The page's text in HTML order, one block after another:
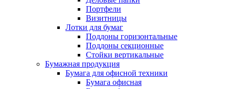
Портфели
Визитницы
Лотки для бумаг
Поддоны горизонтальные
Поддоны секционные
Стойки вертикальные
Бумажная продукция
Бумага для офисной техники
Бумага офисная